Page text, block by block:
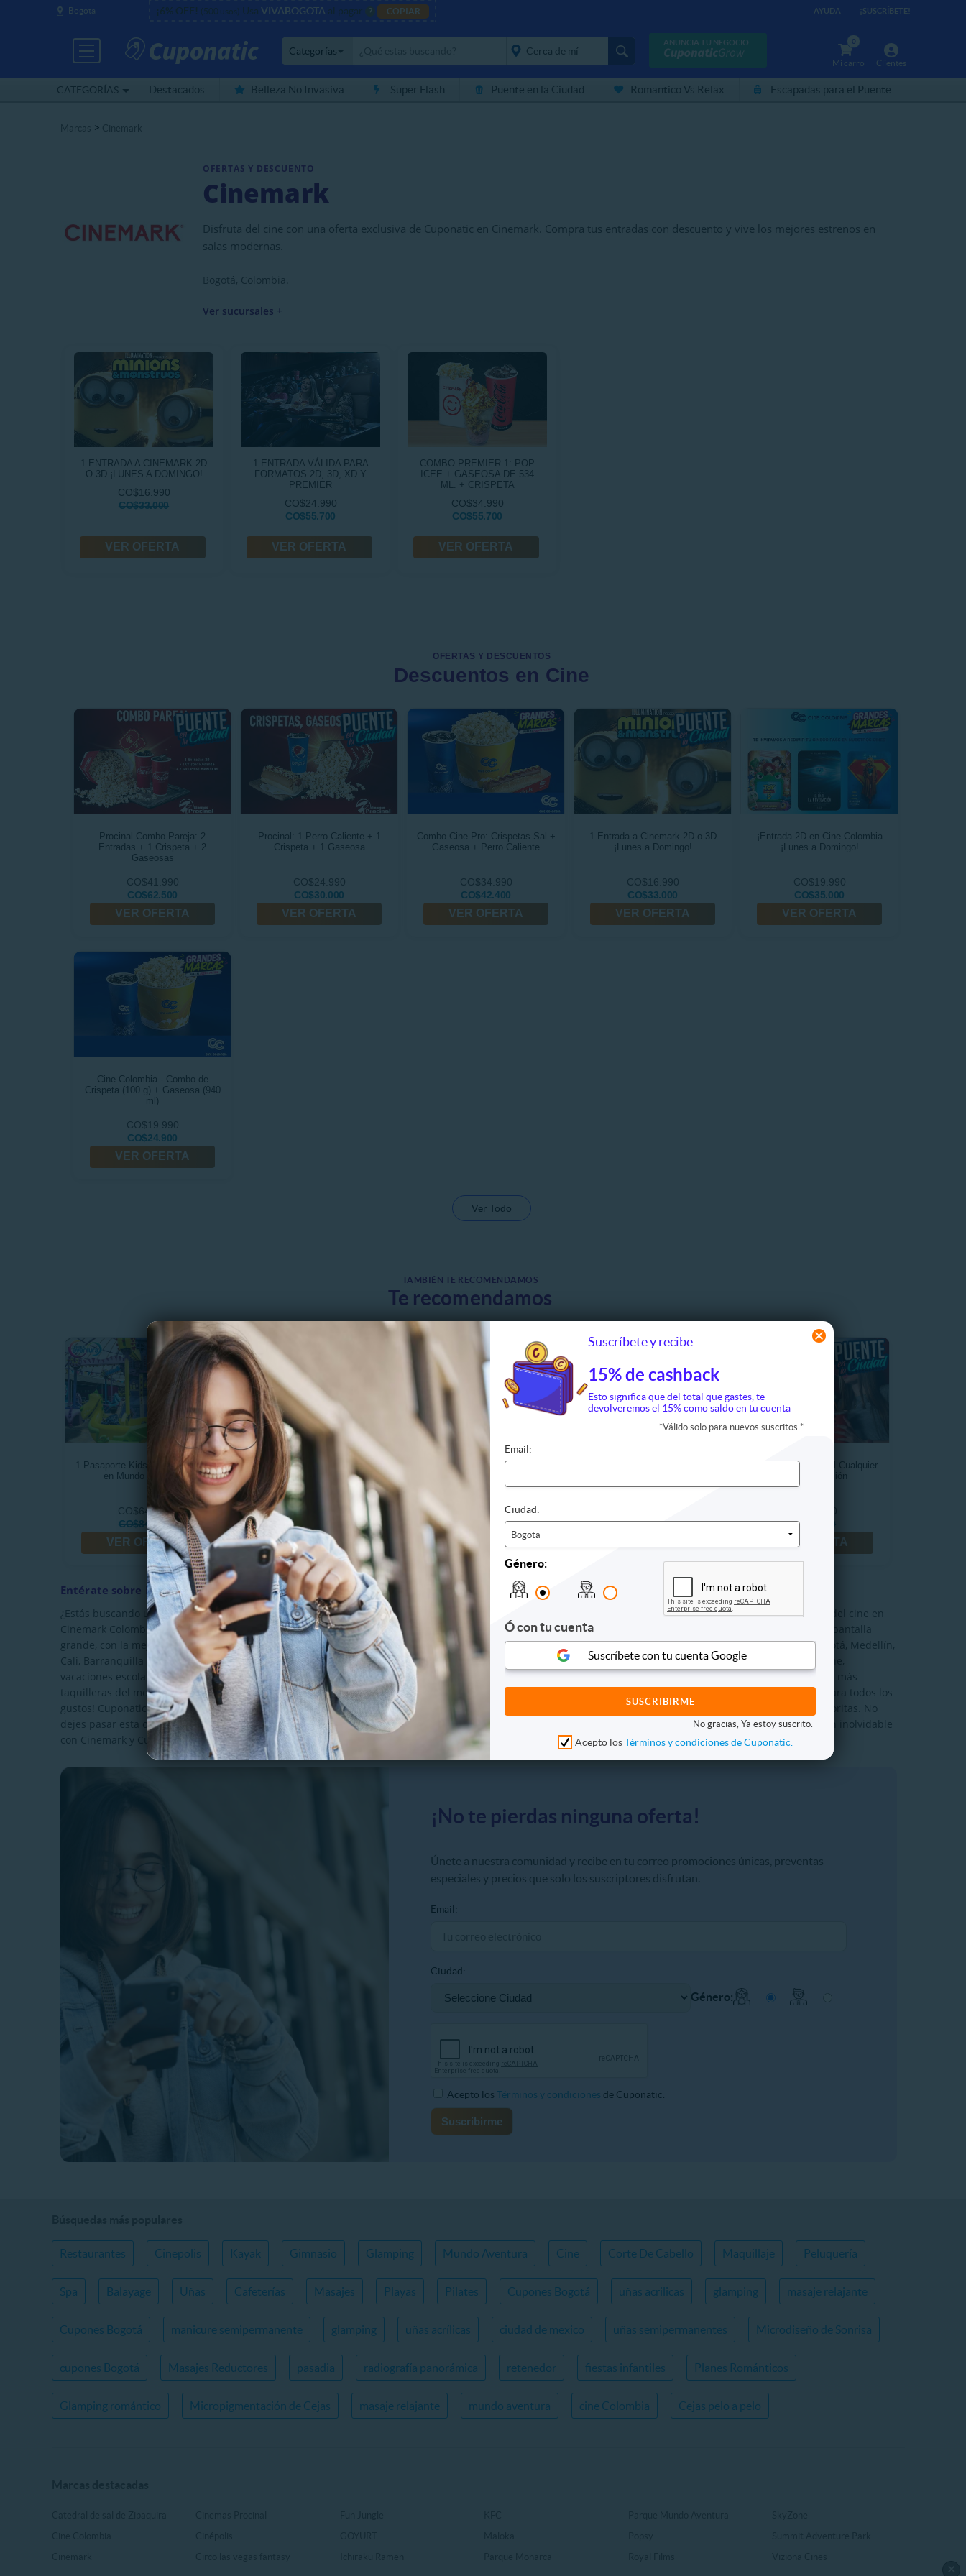
Bogota ¡6% OFF! (500 usos) Usa VIVABOGOTA al pagar COPIAR AYUDA ¡SUSCRÍBETE!
CATEGORÍAS
ANUNCIA TU NEGOCIO
Clientes
Categorías
0
Mi carro
Destacados Belleza No Invasiva Super Flash Puente en la Ciudad Romantico Vs Relax Escapadas para el Puente
>
OFERTAS Y DESCUENTO
Cinemark
Disfruta del cine con una oferta exclusiva de Cuponatic en Cinemark. Compra tus entradas con descuento y vive los mejores estrenos en
salas modernas.
Bogotá, Colombia.
Ver sucursales +
1 ENTRADA A CINEMARK 2D
O 3D ¡LUNES A DOMINGO!
CO$16.990
CO$33.000
VER OFERTA
1 ENTRADA VÁLIDA PARA
FORMATOS 2D, 3D, XD Y
PREMIER
CO$24.990
CO$55.700
VER OFERTA
COMBO PREMIER 1: POP
ICEE + GASEOSA DE 534
ML. + CRISPETA
CO$34.990
CO$55.700
VER OFERTA
OFERTAS Y DESCUENTOS
Descuentos en Cine
Procinal Combo Pareja: 2
Entradas + 1 Crispeta + 2
Gaseosas
CO$41.990
CO$62.500
VER OFERTA
Procinal: 1 Perro Caliente + 1
Crispeta + 1 Gaseosa
CO$24.990
CO$30.000
VER OFERTA
Combo Cine Pro: Crispetas Sal +
Gaseosa + Perro Caliente
CO$34.990
CO$42.400
VER OFERTA
1 Entrada a Cinemark 2D o 3D
¡Lunes a Domingo!
CO$16.990
CO$33.000
VER OFERTA
¡Entrada 2D en Cine Colombia
¡Lunes a Domingo!
CO$19.990
CO$35.000
VER OFERTA
Cine Colombia - Combo de
Crispeta (100 g) + Gaseosa (940
ml)
CO$19.990
CO$24.900
VER OFERTA
Ver Todo
TAMBIÉN TE RECOMENDAMOS
Te recomendamos
1 Pasaporte Kids 22 Atracciones
en Mundo Aventura
CO$64.990
CO$84.000
VER OFERTA
PROCINAL: Combo de Crispetas
Pequeñas + Gaseosa
CO$12.990
CO$14.000
VER OFERTA
Combo Premier 1: Pop Icee +
Gaseosa de 534 ml. + Crispeta
CO$55.700
VER OFERTA
CO$380.000
Entrada 2D a Procinal Cualquier
Horario y Función
CO$18.000
VER OFERTA
Entérate sobre Disfruta del Mejor Cine en Cinemark Colombia con Descuentos Exclusivos en Cuponatic
¿Estás buscando un plan perfecto para compartir en pareja, con amigos o en familia? En Cuponatic Colombia te traemos las mejores ofertas para vivir la magia del cine en
Cinemark Colombia SAS, una de las cadenas de cine más reconocidas del país. Aprovecha nuestros descuentos especiales y disfruta de los últimos estrenos en pantalla
grande, con la mejor calidad de imagen y sonido. Con nuestras promociones podrás acceder a tus funciones favoritas en sedes seleccionadas de Cinemark Bogotá, Medellín,
Cali, Barranquilla y más, ¡sin afectar tu bolsillo! Encuentra entradas 2x1, combos con crispetas y gaseosa, y tarifas especiales en días clave como miércoles de cine,
vacaciones escolares, Día del Niño y más. Compra tus entradas con anticipación desde la comodidad de tu casa, evita filas y asegúrate un lugar en las funciones más
taquilleras del momento. Desde películas de acción y comedia hasta los estrenos animados más esperados para los más pequeños, ¡Cinemark tiene opciones para todos los
gustos! Cuponatic Colombia actualiza constantemente sus promociones para que siempre tengas acceso a precios bajos y beneficios exclusivos en tus salas favoritas. No
dejes pasar esta oportunidad de vivir una experiencia cinematográfica premium a un precio especial. Haz clic en tu cupón favorito y prepárate para una función inolvidable
con Cinemark y Cuponatic.
¡No te pierdas ninguna oferta!
Únete a nuestra comunidad y recibe en tu correo promociones únicas, preventas
especiales y precios que solo los suscriptores disfrutan.
Email:
Ciudad:
Género:
Acepto los Términos y condiciones de Cuponatic.
Suscríbete y recibe
15% de cashback
Esto significa que del total que gastes, te
devolveremos el 15% como saldo en tu cuenta
*Válido solo para nuevos suscritos *
Email:
Ciudad:
Bogota
Género:
Ó con tu cuenta
Suscríbete con tu cuenta Google
No gracias, Ya estoy suscrito.
Acepto losTérminos y condiciones de Cuponatic.
Restaurantes Cinepolis Kayak Gimnasio Glamping Mundo Aventura Cine Corte De Cabello Maquillaje Peluquería
Spa Balayage Uñas Cafeterías Masajes Playas Pilates Cupones Bogotá uñas acrilicas glamping masaje relajante
Cupones Bogotá manicure semipermanente glamping uñas acrílicas ciudad de mexico uñas semipermanentes Microdiseño de Sonrisa
cupones Bogotá Masajes Reductores pasadia radiografía panorámica retenedor fiestas infantiles Planes Románticos
Glamping romántico Micropigmentación de Cejas masaje relajante mundo aventura cine Colombia Cejas pelo a pelo